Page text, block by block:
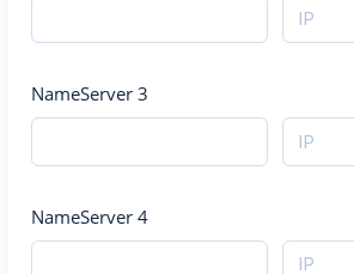
NameServer 3
NameServer 4